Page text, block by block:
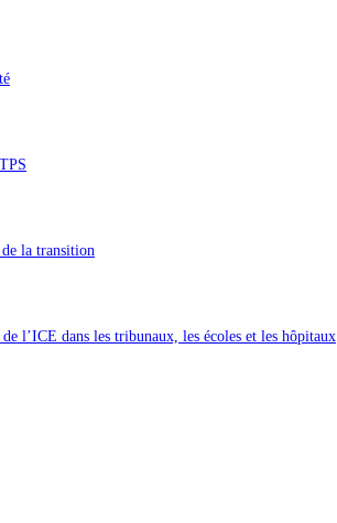
la transition
l’ICE dans les tribunaux, les écoles et les hôpitaux